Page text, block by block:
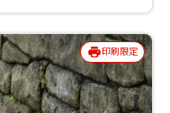
印刷限定